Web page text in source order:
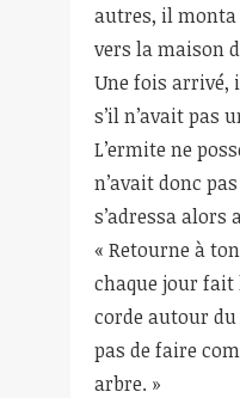
autres, il monta
vers la maison
Une fois arrivé,
s’il n’avait pas
L’ermite ne
n’avait donc
s’adressa alors
« Retourne à
chaque jour fait
corde autour du
pas de faire
arbre. »